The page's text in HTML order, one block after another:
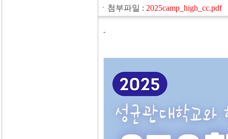
ㆍ첨부파일 : 2025camp_high_cc.pdf
-